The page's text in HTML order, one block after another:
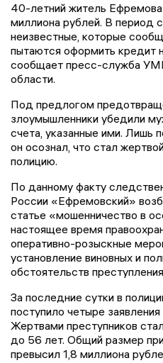
40-летний житель
миллиона рублей. В период
неизвестные, которые
пытаются оформить кредит
сообщает пресс-служба
области.
Под предлогом
злоумышленники убедили
счета, указанные ими. Лишь
он осознал, что стал
полицию.
По данному факту
России «Ефремовский»
статье «мошенничество в
настоящее время
оперативно-розыскные
установление виновных и
обстоятельств
За последние сутки в
поступило четыре
Жертвами преступников
до 56 лет. Общий размер
превысил 1,8 миллиона